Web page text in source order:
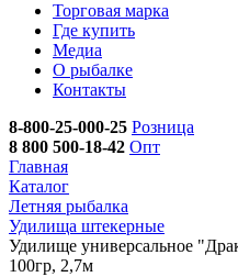
Торговая марка
Где купить
Медиа
О рыбалке
Контакты
8-800-25-000-25 Розница
8 800 500-18-42 Опт
Главная
Каталог
Летняя рыбалка
Удилища штекерные
Удилище универсальное
100гр, 2,7м